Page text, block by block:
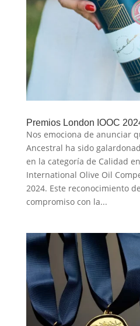
Premios London IOOC
Nos emociona de anunciar
Ancestral ha sido
en la categoría de Calidad
International Olive Oil
2024. Este reconocimiento
compromiso con la...